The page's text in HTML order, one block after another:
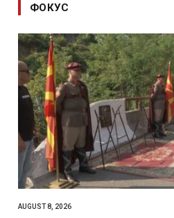
ФОКУС
AUGUST 8, 2026